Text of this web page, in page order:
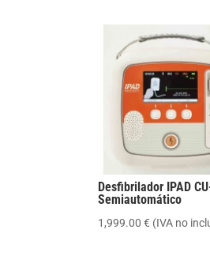
Desfibrilador IPAD
Semiautomático
1,999.00€ (IVA no